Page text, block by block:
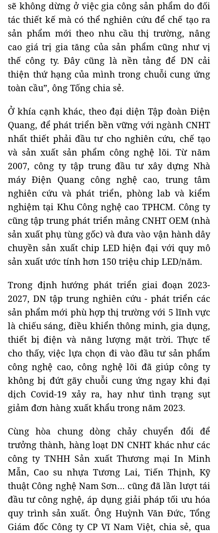
sẽ không dừng ở việc gia công sản phẩm do đối
tác thiết kế mà có thể nghiên cứu để chế tạo ra
sản phẩm mới theo nhu cầu thị trường, nâng
cao giá trị gia tăng của sản phẩm cũng như vị
thế công ty. Đây cũng là nền tảng để DN cải
thiện thứ hạng của mình trong chuỗi cung ứng
toàn cầu”, ông Tống chia sẻ.
Ở khía cạnh khác, theo đại diện Tập đoàn Điện
Quang, để phát triển bền vững với ngành CNHT
nhất thiết phải đầu tư cho nghiên cứu, chế tạo
và sản xuất sản phẩm công nghệ lõi. Từ năm
2007, công ty tập trung đầu tư xây dựng Nhà
máy Điện Quang công nghệ cao, trung tâm
nghiên cứu và phát triển, phòng lab và kiểm
nghiệm tại Khu Công nghệ cao TPHCM. Công ty
cũng tập trung phát triển mảng CNHT OEM (nhà
sản xuất phụ tùng gốc) và đưa vào vận hành dây
chuyền sản xuất chip LED hiện đại với quy mô
sản xuất ước tính hơn 150 triệu chip LED/năm.
Trong định hướng phát triển giai đoạn 2023-
2027, DN tập trung nghiên cứu - phát triển các
sản phẩm mới phù hợp thị trường với 5 lĩnh vực
là chiếu sáng, điều khiển thông minh, gia dụng,
thiết bị điện và năng lượng mặt trời. Thực tế
cho thấy, việc lựa chọn đi vào đầu tư sản phẩm
công nghệ cao, công nghệ lõi đã giúp công ty
không bị đứt gãy chuỗi cung ứng ngay khi đại
dịch Covid-19 xảy ra, hay như tình trạng sụt
giảm đơn hàng xuất khẩu trong năm 2023.
Cùng hòa chung dòng chảy chuyển đổi để
trưởng thành, hàng loạt DN CNHT khác như các
công ty TNHH Sản xuất Thương mại In Minh
Mẫn, Cao su nhựa Tương Lai, Tiến Thịnh, Kỹ
thuật Công nghệ Nam Sơn… cũng đã lần lượt tái
đầu tư công nghệ, áp dụng giải pháp tối ưu hóa
quy trình sản xuất. Ông Huỳnh Văn Đức, Tổng
Giám đốc Công ty CP Vĩ Nam Việt, chia sẻ, qua